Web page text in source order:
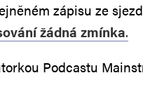
zápisu ze
žádná zmínka.
Podcastu